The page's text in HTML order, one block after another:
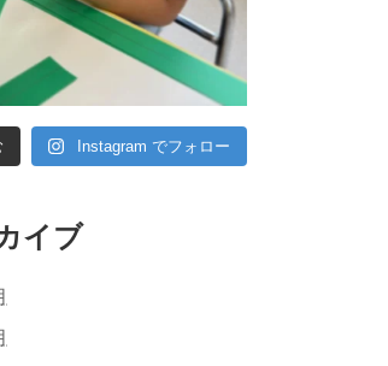
Instagram でフォロー
イブ